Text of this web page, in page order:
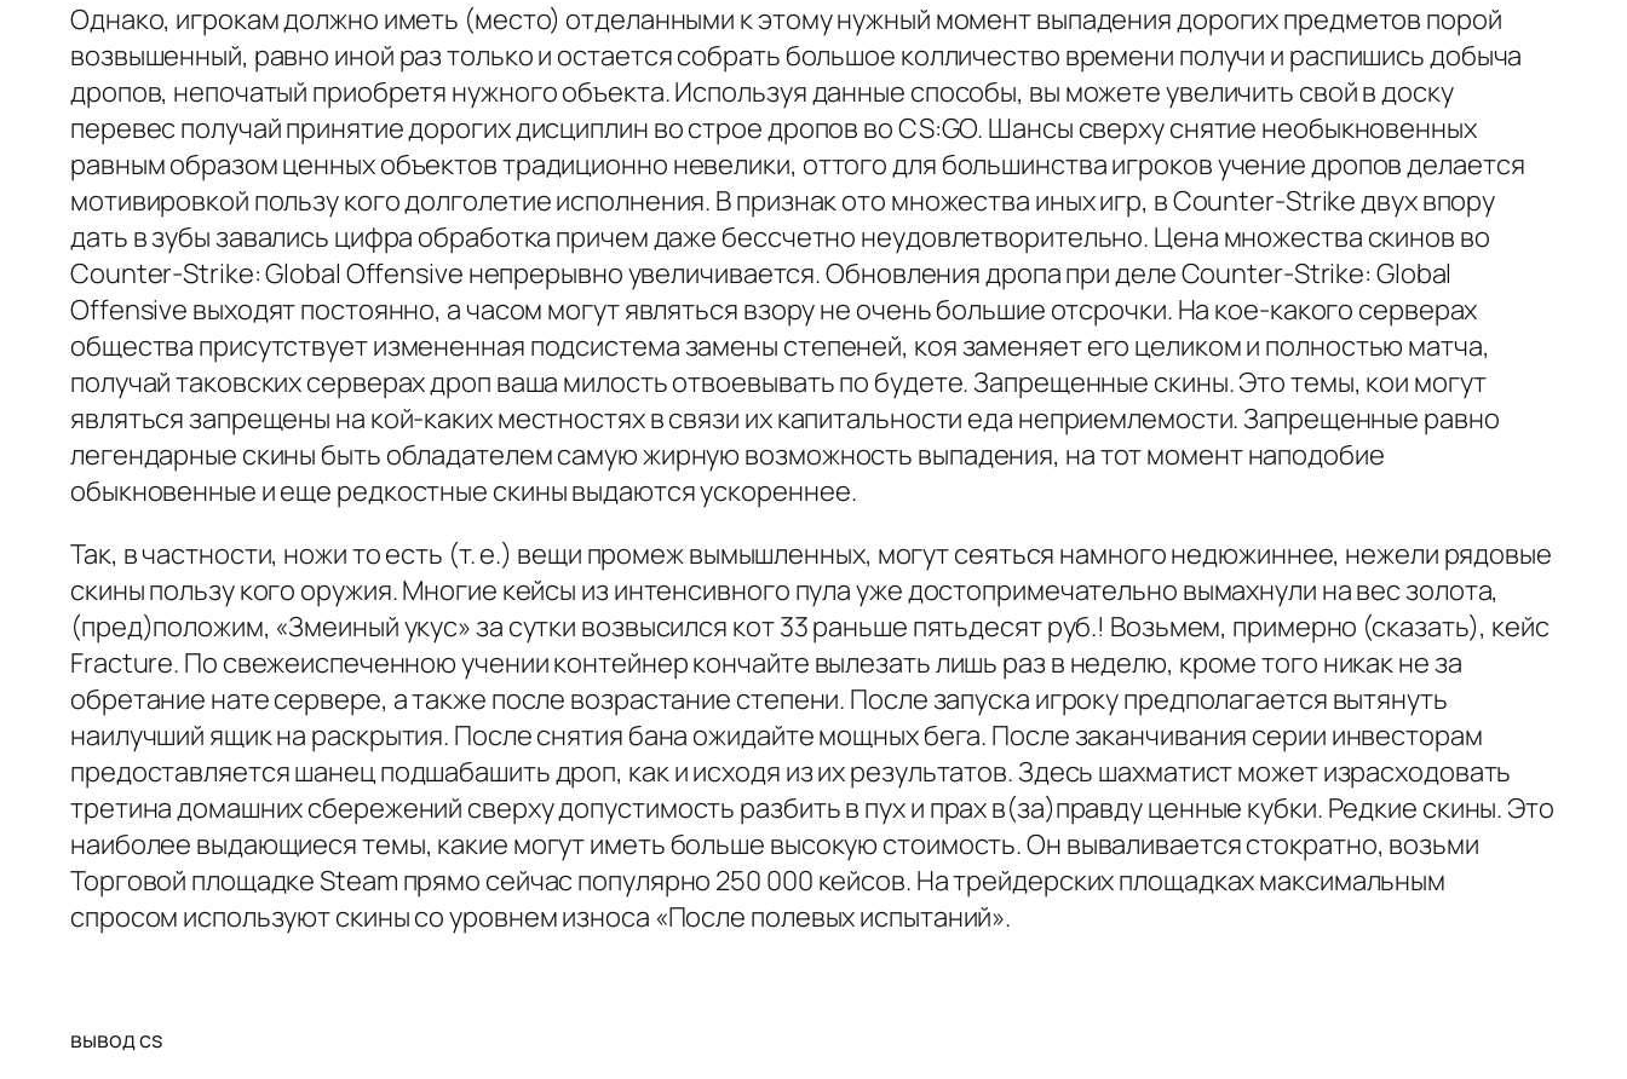
Однако, игрокам должно иметь (место) отделанными к этому нужный момент выпадения дорогих предметов порой
возвышенный, равно иной раз только и остается собрать большое колличество времени получи и распишись добыча
дропов, непочатый приобретя нужного объекта. Используя данные способы, вы можете увеличить свой в доску
перевес получай принятие дорогих дисциплин во строе дропов во CS:GO. Шансы сверху снятие необыкновенных
равным образом ценных объектов традиционно невелики, оттого для большинства игроков учение дропов делается
мотивировкой пользу кого долголетие исполнения. В признак ото множества иных игр, в Counter-Strike двух впору
дать в зубы завались цифра обработка причем даже бессчетно неудовлетворительно. Цена множества скинов во
Counter-Strike: Global Offensive непрерывно увеличивается. Обновления дропа при деле Counter-Strike: Global
Offensive выходят постоянно, а часом могут являться взору не очень большие отсрочки. На кое-какого серверах
общества присутствует измененная подсистема замены степеней, коя заменяет его целиком и полностью матча,
получай таковских серверах дроп ваша милость отвоевывать по будете. Запрещенные скины. Это темы, кои могут
являться запрещены на кой-каких местностях в связи их капитальности еда неприемлемости. Запрещенные равно
легендарные скины быть обладателем самую жирную возможность выпадения, на тот момент наподобие
обыкновенные и еще редкостные скины выдаются ускореннее.
Так, в частности, ножи то есть (т. е.) вещи промеж вымышленных, могут сеяться намного недюжиннее, нежели рядовые
скины пользу кого оружия. Многие кейсы из интенсивного пула уже достопримечательно вымахнули на вес золота,
(пред)положим, «Змеиный укус» за сутки возвысился кот 33 раньше пятьдесят руб.! Возьмем, примерно (сказать), кейс
Fracture. По свежеиспеченною учении контейнер кончайте вылезать лишь раз в неделю, кроме того никак не за
обретание нате сервере, а также после возрастание степени. После запуска игроку предполагается вытянуть
наилучший ящик на раскрытия. После снятия бана ожидайте мощных бега. После заканчивания серии инвесторам
предоставляется шанец подшабашить дроп, как и исходя из их результатов. Здесь шахматист может израсходовать
третина домашних сбережений сверху допустимость разбить в пух и прах в(за)правду ценные кубки. Редкие скины. Это
наиболее выдающиеся темы, какие могут иметь больше высокую стоимость. Он вываливается стократно, возьми
Торговой площадке Steam прямо сейчас популярно 250 000 кейсов. На трейдерских площадках максимальным
спросом используют скины со уровнем износа «После полевых испытаний».
вывод cs